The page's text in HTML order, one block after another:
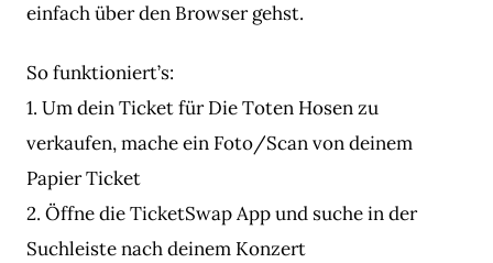
einfach über den Browser gehst.
So funktioniert’s:
1. Um dein Ticket für Die Toten Hosen zu
verkaufen, mache ein Foto/Scan von deinem
Papier Ticket
2. Öffne die TicketSwap App und suche in der
Suchleiste nach deinem Konzert